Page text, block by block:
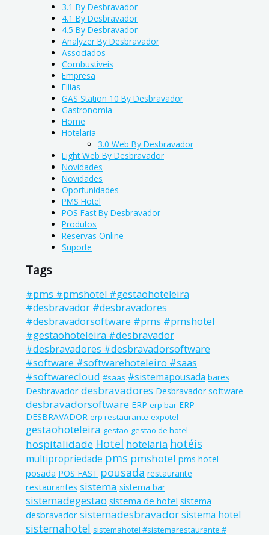
3.1 By Desbravador
4.1 By Desbravador
4.5 By Desbravador
Analyzer By Desbravador
Associados
Combustíveis
Empresa
Filias
GAS Station 10 By Desbravador
Gastronomia
Home
Hotelaria
3.0 Web By Desbravador
Light Web By Desbravador
Novidades
Novidades
Oportunidades
PMS Hotel
POS Fast By Desbravador
Produtos
Reservas Online
Suporte
Tags
#pms #pmshotel #gestaohoteleira
#desbravador #desbravadores
#desbravadorsoftware #pms #pmshotel
#gestaohoteleira #desbravador
#desbravadores #desbravadorsoftware
#software #softwarehoteleiro #saas
#softwarecloud #saas #sistemapousada bares
Desbravador desbravadores Desbravador software
desbravadorsoftware ERP erp bar ERP
DESBRAVADOR erp restaurante expotel
gestaohoteleira gestão gestão de hotel
hospitalidade Hotel hotelaria hotéis
multipropriedade pms pmshotel pms hotel
posada POS FAST pousada restaurante
restaurantes sistema sistema bar
sistemadegestao sistema de hotel sistema
desbravador sistemadesbravadorsistema hotel
sistemahotel sistemahotel #sistemarestaurante #